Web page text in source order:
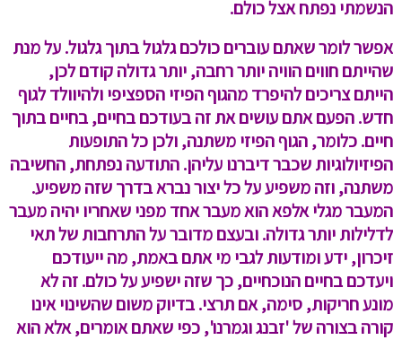
הנשמתי נפתח אצל כולם.
אפשר לומר שאתם עוברים כולכם גלגול בתוך גלגול. על מנת
שהייתם חווים הוויה יותר רחבה, יותר גדולה קודם לכן,
הייתם צריכים להיפרד מהגוף הפיזי הספציפי ולהיוולד לגוף
חדש. הפעם אתם עושים את זה בעודכם בחיים, בחיים בתוך
חיים. כלומר, הגוף הפיזי משתנה, ולכן כל התופעות
הפיזיולוגיות שכבר דיברנו עליהן. התודעה נפתחת, החשיבה
משתנה, וזה משפיע על כל יצור נברא בדרך שזה משפיע.
המעבר מגלי אלפא הוא מעבר אחד מפני שאחריו יהיה מעבר
לדלילות יותר גדולה. ובעצם מדובר על התרחבות של תאי
זיכרון, ידע ומודעות לגבי מי אתם באמת, מה ייעודכם
ויעדכם בחיים הנוכחיים, כך שזה ישפיע על כולם. זה לא
מונע חריקות, סימה, אם תרצי. בדיוק משום שהשינוי אינו
קורה בצורה של 'זבנג וגמרנו', כפי שאתם אומרים, אלא הוא